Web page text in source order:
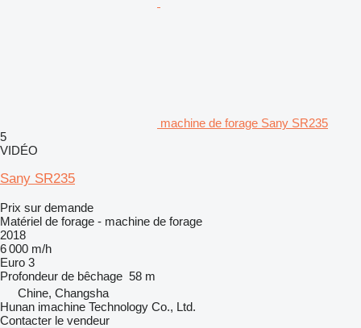
machine de forage Sany SR235
5
VIDÉO
Sany SR235
Prix sur demande
Matériel de forage - machine de forage
2018
6 000 m/h
Euro 3
Profondeur de bêchage 58 m
Chine, Changsha
Hunan imachine Technology Co., Ltd.
Contacter le vendeur